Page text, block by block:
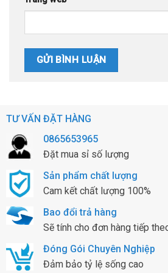
TƯ VẤN ĐẶT HÀNG
0865653965
Đặt mua sỉ số lượng
Sản phẩm chất lượng
Cam kết chất lượng 100%
Bao đổi trả hàng
Sẽ tính cho đơn hàng tiếp
Đóng Gói Chuyên Nghiệp
Đảm bảo tỷ lệ sống cao